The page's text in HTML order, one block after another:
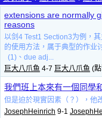
extensions are normally
reasons
以剑4 Test1 Section3为例，
的使用方法，属于典型的作业
(1)、due adj...
巨大八爪鱼 4-7 巨大八爪鱼 (
我們班上本來有一個同學
但是迫於現實因素（？），他
JosephHeinrich 9-1